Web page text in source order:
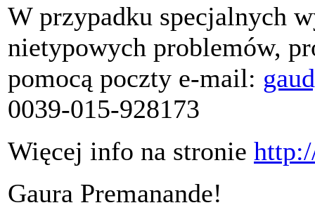
W przypadku specjalnych
nietypowych problemów,
pomocą poczty e-mail:
0039-015-928173
Więcej info na stronie
Gaura Premanande!